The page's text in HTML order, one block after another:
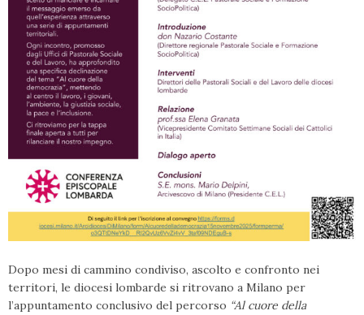
Dopo mesi di cammino condiviso, ascolto e confronto nei
territori, le diocesi lombarde si ritrovano a Milano per
l’appuntamento conclusivo del percorso “Al cuore della